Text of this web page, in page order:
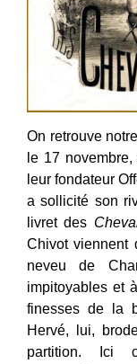
On retrouve
le 17
leur fondateur
a sollicité son
livret des
Chivot viennent
neveu de
impitoyables et
finesses de la
Hervé, lui,
partition. Ici